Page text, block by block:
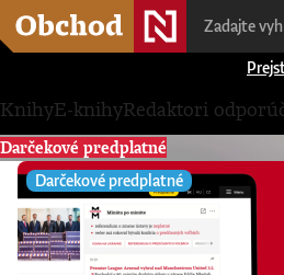
KnihyE-knihyRedaktori
Darčekové predplatné
Darčekové predplatné